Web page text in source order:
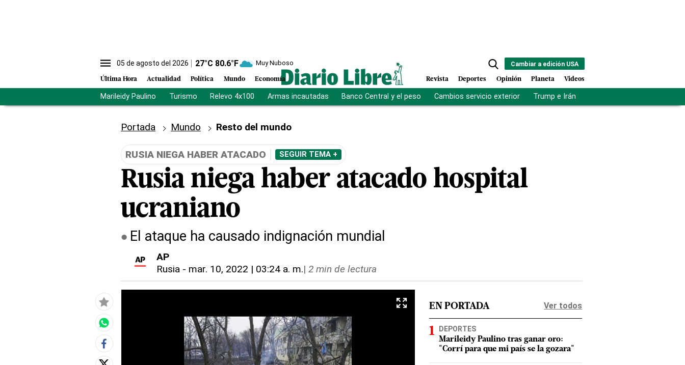
05 de agosto del 2026 27°C 80.6°F Muy Nuboso
Última Hora Actualidad Política Mundo Economía
Cambiar a edición USA
Revista Deportes Opinión Planeta Videos
Marileidy Paulino Turismo Relevo 4x100 Armas incautadas Banco Central y el peso Cambios servicio exterior Trump e Irán
Portada Mundo Resto del mundo
RUSIA NIEGA HABER ATACADO SEGUIR TEMA +
Rusia niega haber atacado hospital
ucraniano
El ataque ha causado indignación mundial
AP
Rusia - mar. 10, 2022 | 03:24 a. m.| 2 min de lectura
EN PORTADA Ver todos
DEPORTES
Marileidy Paulino tras ganar oro:
"Corrí para que mi país se la gozara"